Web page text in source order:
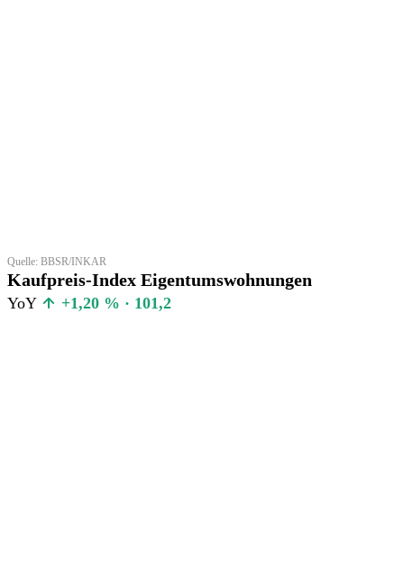
Quelle: BBSR/INKAR
Kaufpreis-Index Eigentumswohnungen
YoY +1,20 % · 101,2